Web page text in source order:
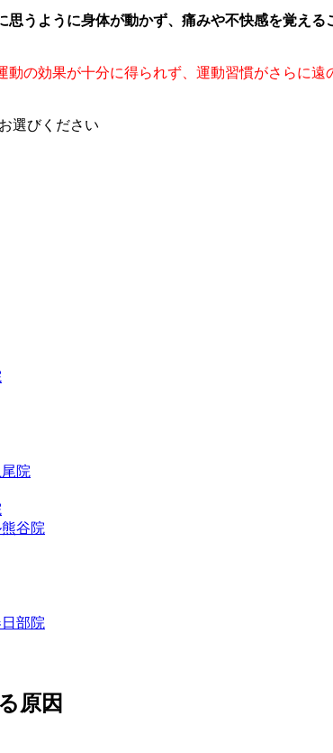
思うように身体が動かず、痛みや不快感を覚える
動の効果が十分に得られず、運動習慣がさらに遠
選びください
院
谷院
部院
原因